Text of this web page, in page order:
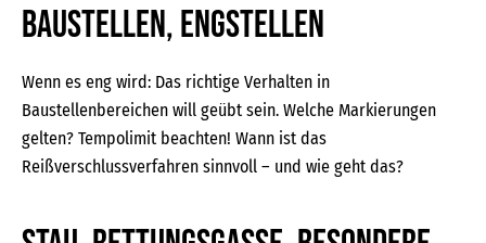
Baustellen, Engstellen
Wenn es eng wird: Das richtige Verhalten in
Baustellenbereichen will geübt sein. Welche Markierungen
gelten? Tempolimit beachten! Wann ist das
Reißverschlussverfahren sinnvoll – und wie geht das?